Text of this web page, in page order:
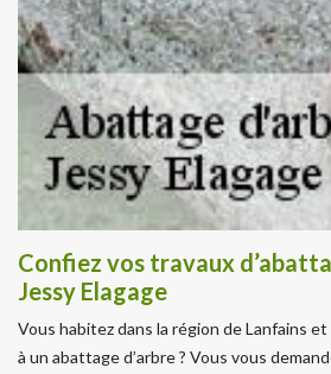
Confiez vos travaux
Jessy Elagage
Vous habitez dans la région de Lanfains
à un abattage d’arbre ? Vous vous